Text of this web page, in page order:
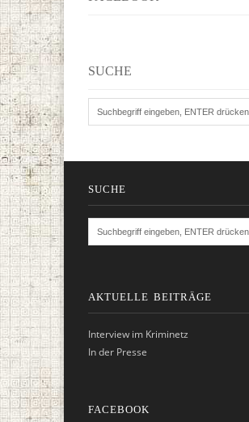
SUCHE
SUCHE
AKTUELLE BEITRÄGE
Interview im Kriminetz
In der Presse
FACEBOOK